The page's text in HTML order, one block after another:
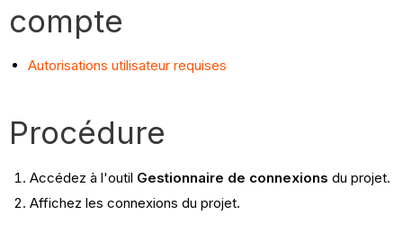
compte
Autorisations utilisateur requises
Procédure
Accédez à l'outil Gestionnaire de connexions du projet.
Affichez les connexions du projet.